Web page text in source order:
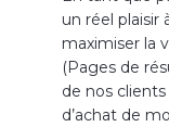
un réel plaisir
maximiser la
(Pages de
de nos
d’achat de